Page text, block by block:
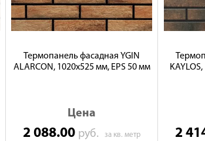
Термопанель фасадная YGIN
ALARCON, 1020х525 мм, EPS 50 мм
Цена
2 088.00 руб.за кв. метр 2